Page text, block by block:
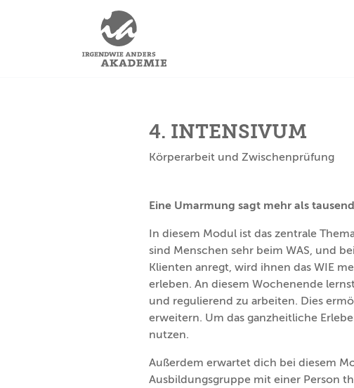
4. INTENSIVUM
Körperarbeit und Zwischenprüfung
Eine Umarmung sagt mehr als
In diesem Modul ist das zentrale
sind Menschen sehr beim WAS, und
Klienten anregt, wird ihnen das WIE
erleben. An diesem Wochenende
und regulierend zu arbeiten. Dies
erweitern. Um das ganzheitliche
nutzen.
Außerdem erwartet dich bei diesem
Ausbildungsgruppe mit einer Person